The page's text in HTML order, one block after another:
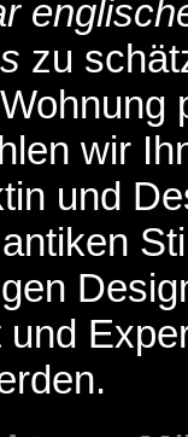
zu
wir
und